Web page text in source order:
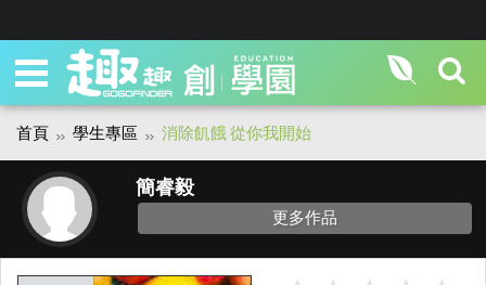
首頁 學生專區 消除飢餓 從你我開始
簡睿毅
更多作品